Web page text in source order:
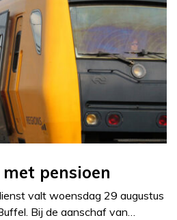
pensioen
valt woensdag 29 augustus
Bij de aanschaf van…